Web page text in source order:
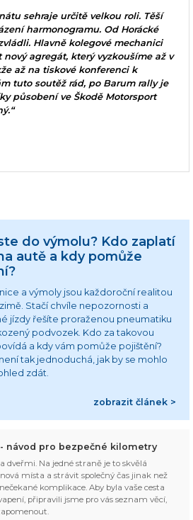
sehraje určitě velkou roli. Těší
harmonogramu. Od Horácké
Hlavně kolegové mechanici
agregát, který vyzkoušíme až v
až na tiskové konferenci k
tuto soutěž rád, po Barum rally je
působení ve Škodě Motorsport
do výmolu? Kdo zaplatí
autě a kdy pomůže
a výmoly jsou každoroční realitou
Stačí chvíle nepozornosti a
jízdy řešíte proraženou pneumatiku
podvozek. Kdo za takovou
a kdy vám pomůže pojištění?
tak jednoduchá, jak by se mohlo
zdát.
zobrazit článek >
návod pro bezpečné kilometry
dveřmi. Na jedné straně je to skvělá
místa a strávit společný čas jinak než
komplikace. Aby byla vaše cesta
připravili jsme pro vás seznam věcí,